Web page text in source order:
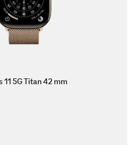
5G Titan 42 mm